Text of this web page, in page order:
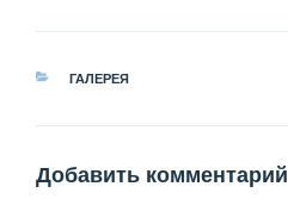
РУБРИКИ
ГАЛЕРЕЯ
Добавить комментарий